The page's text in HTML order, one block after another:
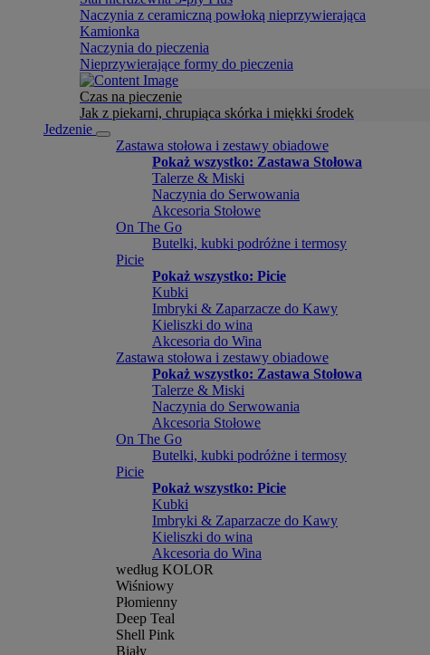
Naczynia z ceramiczną powłoką nieprzywierająca
Kamionka
Naczynia do pieczenia
Nieprzywierające formy do pieczenia
Czas na pieczenie
Jak z piekarni, chrupiąca skórka i miękki środek
Jedzenie
Zastawa stołowa i zestawy obiadowe
Pokaż wszystko: Zastawa Stołowa
Talerze & Miski
Naczynia do Serwowania
Akcesoria Stołowe
On The Go
Butelki, kubki podróżne i termosy
Picie
Pokaż wszystko: Picie
Kubki
Imbryki & Zaparzacze do Kawy
Kieliszki do wina
Akcesoria do Wina
Zastawa stołowa i zestawy obiadowe
Pokaż wszystko: Zastawa Stołowa
Talerze & Miski
Naczynia do Serwowania
Akcesoria Stołowe
On The Go
Butelki, kubki podróżne i termosy
Picie
Pokaż wszystko: Picie
Kubki
Imbryki & Zaparzacze do Kawy
Kieliszki do wina
Akcesoria do Wina
według KOLOR
Wiśniowy
Płomienny
Deep Teal
Shell Pink
Biały